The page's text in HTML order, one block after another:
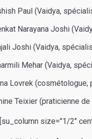
Paul (Vaidya,
Narayana Joshi
Joshi (Vaidya,
Mehar (Vaidya,
Lovrek (cosmétologue,
Teixier (praticienne
size="1/2"